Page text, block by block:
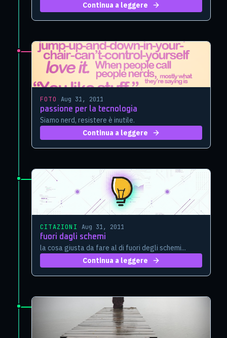
Continua a leggere
FOTO ·Aug 31, 2011
passione per la tecnologia
Siamo nerd, resistere è inutile.
Continua a leggere
CITAZIONI ·Aug 31, 2011
fuori dagli schemi
la cosa giusta da fare al di fuori degli schemi...
Continua a leggere